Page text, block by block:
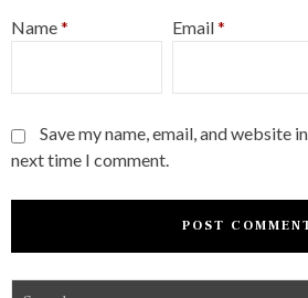
Name* Email*
Save my name, email, and website
next time I comment.